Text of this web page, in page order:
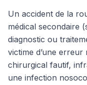
Un accident de la
médical secondaire
diagnostic ou
victime d’une
chirurgical fautif,
une infection